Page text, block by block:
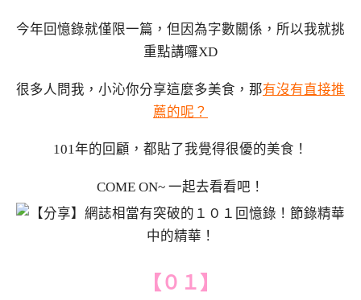
今年回憶錄就僅限一篇，但因為字數關係，所以我就挑
重點講囉XD
很多人問我，小沁你分享這麼多美食，那有沒有直接推
薦的呢？
101年的回顧，都貼了我覺得很優的美食！
COME ON~ 一起去看看吧！
【０１】